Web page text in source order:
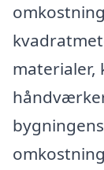
materialer,